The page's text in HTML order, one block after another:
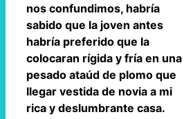
nos confundimos, habría
sabido que la joven antes
habría preferido que la
colocaran rígida y fría en una
pesado ataúd de plomo que
llegar vestida de novia a mi
rica y deslumbrante casa.